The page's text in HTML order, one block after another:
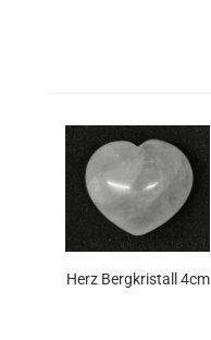
Herz Bergkristall 4cm